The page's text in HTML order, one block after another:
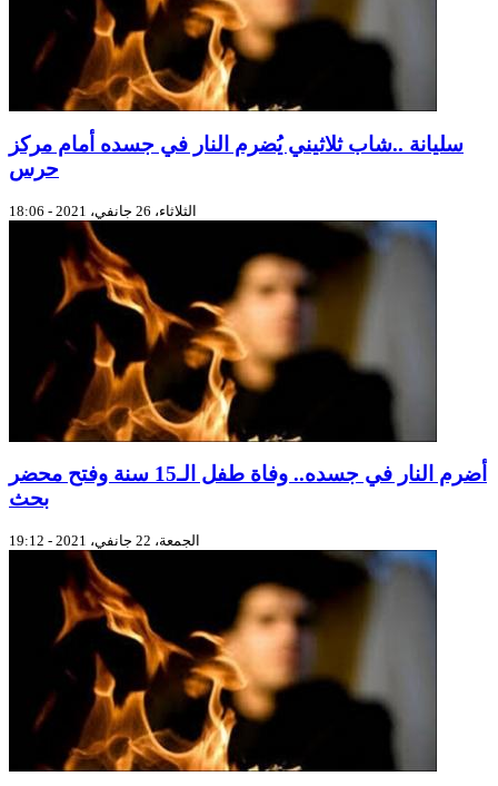
سليانة ..شاب ثلاثيني يُضرم النار في جسده أمام مركز
حرس
الثلاثاء، 26 جانفي، 2021 - 18:06
أضرم النار في جسده.. وفاة طفل الـ15 سنة وفتح محضر
بحث
الجمعة، 22 جانفي، 2021 - 19:12